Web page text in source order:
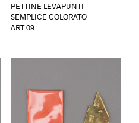
prodotto
più
Le
PETTINE LEVAPUNTI
SEMPLICE COLORATO
ART 09